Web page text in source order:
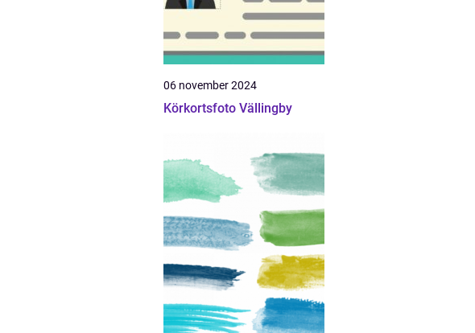
06 november 2024
Körkortsfoto Vällingby